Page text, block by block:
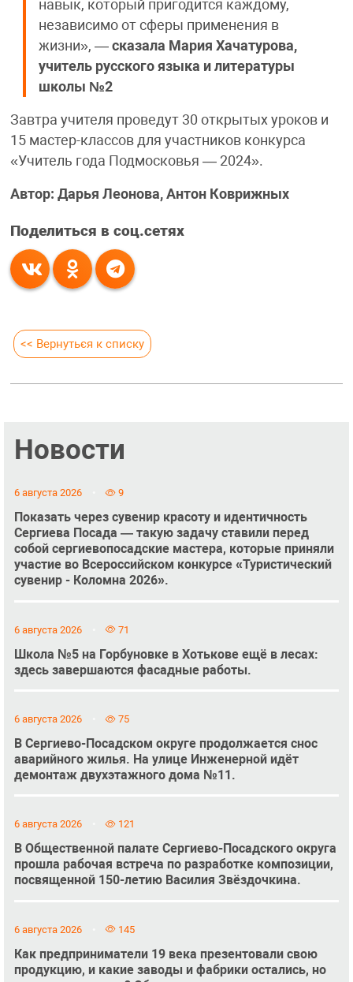
навык, который пригодится каждому,
независимо от сферы применения в
жизни», — сказала Мария Хачатурова,
учитель русского языка и литературы
школы №2
Завтра учителя проведут 30 открытых уроков и
15 мастер-классов для участников конкурса
«Учитель года Подмосковья — 2024».
Автор: Дарья Леонова, Антон Коврижных
Поделиться в соц.сетях
<< Вернуться к списку
Новости
6 августа 2026 9
Показать через сувенир красоту и идентичность
Сергиева Посада — такую задачу ставили перед
собой сергиевопосадские мастера, которые приняли
участие во Всероссийском конкурсе «Туристический
сувенир - Коломна 2026».
6 августа 2026 71
Школа №5 на Горбуновке в Хотькове ещё в лесах:
здесь завершаются фасадные работы.
6 августа 2026 75
В Сергиево-Посадском округе продолжается снос
аварийного жилья. На улице Инженерной идёт
демонтаж двухэтажного дома №11.
6 августа 2026 121
В Общественной палате Сергиево-Посадского округа
прошла рабочая встреча по разработке композиции,
посвященной 150-летию Василия Звёздочкина.
6 августа 2026 145
Как предприниматели 19 века презентовали свою
продукцию, и какие заводы и фабрики остались, но